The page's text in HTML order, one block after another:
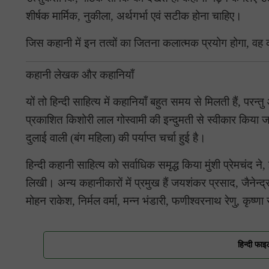
शीर्षक मार्मिक, नुकीला, अर्थगर्भा एवं सटीक होना चाहिए।
जिस कहानी में इन तत्वों का जितना कलात्मक प्रयोग होगा,
कहानी लेखक और कहानियाँ
यों तो हिन्दी साहित्य में कहानियाँ बहुत समय से मिलती हैं,
प्रकाशित किशोरी लाल गोस्वामी की इन्दुमती से स्वीकार
दुलाई वाली (बंग महिला) की पर्याप्त चर्चा हुई है।
हिन्दी कहानी साहित्य को सर्वाधिक समृद्ध किया मुंशी
लिखी। अन्य कहानीकारों में प्रमुख हैं जयशंकर प्रसाद,
मोहन राकेश, निर्मल वर्मा, मन्न भंडारी, फणीश्वरनाथ रेणु,
हिन्दी